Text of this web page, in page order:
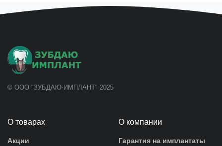
© ООО "ЗУБДАЮ-ИМПЛАНТ" 2025
О товарах
Акции
О компании
Гарантия на имплантаты